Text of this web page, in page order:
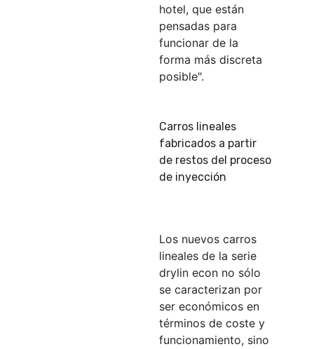
hotel, que están
pensadas para
funcionar de la
forma más discreta
posible".
Carros lineales
fabricados a partir
de restos del proceso
de inyección
Los nuevos carros
lineales de la serie
drylin econ no sólo
se caracterizan por
ser económicos en
términos de coste y
funcionamiento, sino